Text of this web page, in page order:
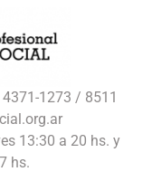
1273 / 8511
13:30 a 20 hs. y
hs.